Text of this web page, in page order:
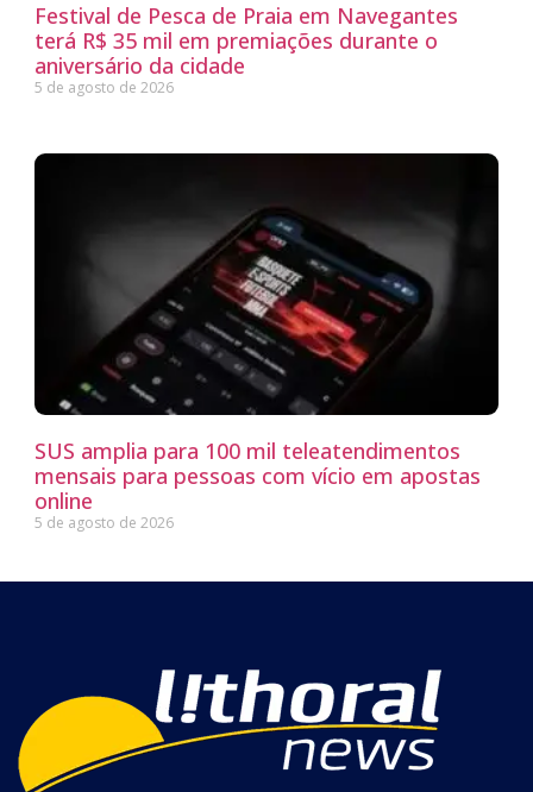
Festival de Pesca de Praia em Navegantes
terá R$ 35 mil em premiações durante o
aniversário da cidade
5 de agosto de 2026
SUS amplia para 100 mil teleatendimentos
mensais para pessoas com vício em apostas
online
5 de agosto de 2026